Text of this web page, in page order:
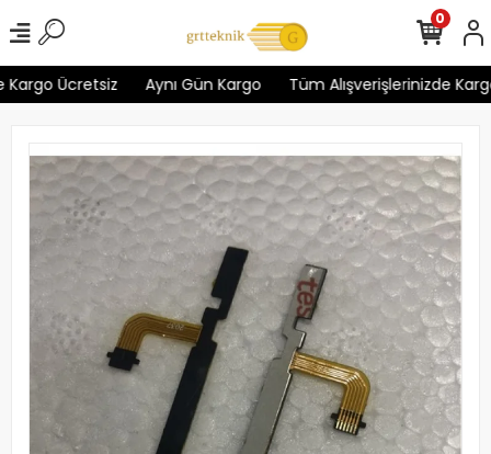
Ücretsiz Aynı Gün Kargo Tüm Alışverişlerinizde
0